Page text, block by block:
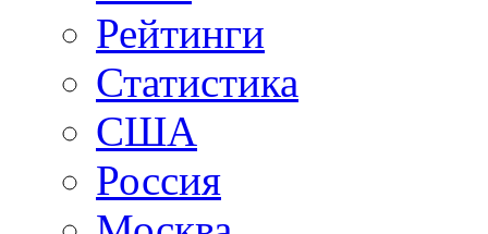
Рейтинги
Статистика
США
Россия